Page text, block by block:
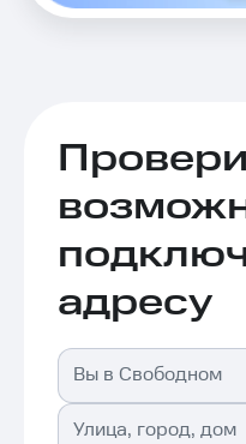
адресу
Вы в Свободном
Улица, город, дом